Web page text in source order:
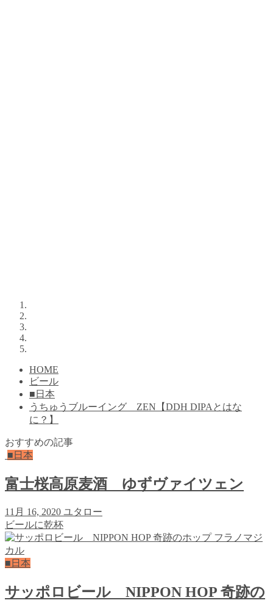
HOME
ビール
■日本
うちゅうブルーイング ZEN【DDH DIPAとはな
に？】
おすすめの記事
■日本
富士桜高原麦酒 ゆずヴァイツェン
11月 16, 2020 ユタロー
ビールに乾杯
■日本
サッポロビール NIPPON HOP 奇跡の